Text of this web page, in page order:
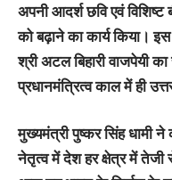
अपनी आदर्श छवि एवं विशिष्ट
को बढ़ाने का कार्य किया।
श्री अटल बिहारी वाजपेयी
प्रधानमंत्रित्व काल में ही
मुख्यमंत्री पुष्कर सिंह धामी ने
नेतृत्व में देश हर क्षेत्र में तेजी